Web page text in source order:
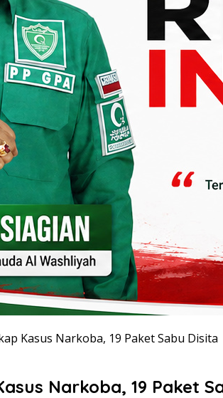
Kasus Narkoba, 19 Paket Sabu Disita
Narkoba, 19 Paket